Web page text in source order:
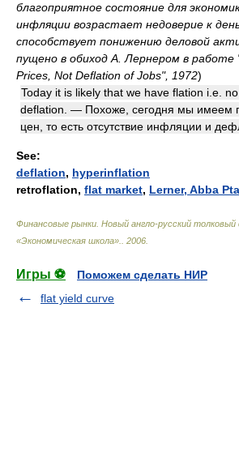
благоприятное состояние для
инфляции возрастает недоверие к
способствует понижению деловой
пущено в обиход А. Лернером в работе
Prices, Not Deflation of Jobs", 1972)
Today it is likely that we have flation i.e.
deflation. — Похоже, сегодня мы имеем
цен, то есть отсутствие инфляции и
See:
deflation, hyperinflation
retroflation, flat market, Lerner, Abba
Финансовые рынки. Новый англо-русский толковый
«Экономическая школа».
2006
Игры ⚽
Поможем сделать НИР
flat yield curve